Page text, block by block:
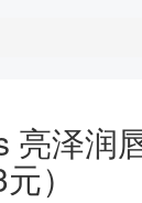
亮泽润
）